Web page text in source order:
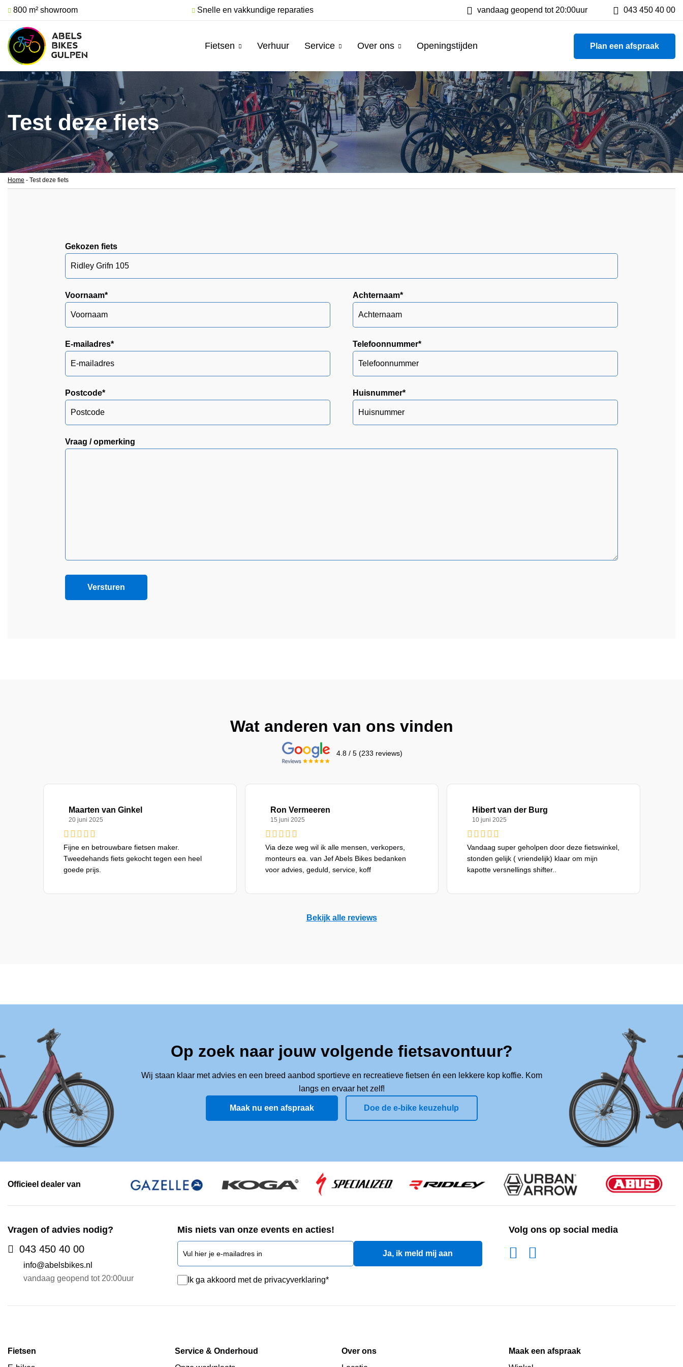
800 m² showroom Snelle en vakkundige reparaties Ruim assortiment fietsen 800 m² showroom
vandaag geopend tot 20:00uur 043 450 40 00
Fietsen Verhuur Service Over ons Openingstijden Plan een afspraak
Test deze fiets
Home - Test deze fiets
Gekozen fiets
Voornaam* Achternaam*
E-mailadres* Telefoonnummer*
Postcode* Huisnummer*
Vraag / opmerking
Wat anderen van ons vinden
4.8 / 5 (233 reviews)
Maarten van Ginkel
20 juni 2025
Fijne en betrouwbare fietsen maker.
Tweedehands fiets gekocht tegen een heel
goede prijs.
Ron Vermeeren
15 juni 2025
Via deze weg wil ik alle mensen, verkopers,
monteurs ea. van Jef Abels Bikes bedanken
voor advies, geduld, service, koff
Hibert van der Burg
10 juni 2025
Vandaag super geholpen door deze fietswinkel,
stonden gelijk ( vriendelijk) klaar om mijn
kapotte versnellings shifter..
Bekijk alle reviews
Op zoek naar jouw volgende fietsavontuur?
Wij staan klaar met advies en een breed aanbod sportieve en recreatieve fietsen én een lekkere kop koffie. Kom
langs en ervaar het zelf!
Maak nu een afspraak Doe de e-bike keuzehulp
Officieel dealer van
Vragen of advies nodig?
043 450 40 00
info@abelsbikes.nl
vandaag geopend tot 20:00uur
Mis niets van onze events en acties!
Ik ga akkoord met de privacyverklaring*
Volg ons op social media
Fietsen
Service & Onderhoud
Over ons
Maak een afspraak